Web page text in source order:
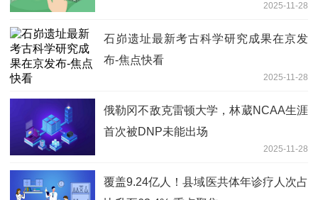
新变化——每天玩够2小时，吃饭香睡眠
好胖墩少 热资讯
2025-11-28
石峁遗址最新考古科学研究成果在京发
布-焦点快看
2025-11-28
俄勒冈不敌克雷顿大学，林葳NCAA生涯
首次被DNP未能出场
2025-11-28
覆盖9.24亿人！县域医共体年诊疗人次占